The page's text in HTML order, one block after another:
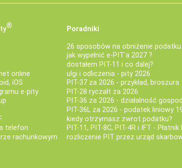
®
online
iOS
e-pity
telefon
rachunkowym
Poradniki
26 sposobów na obniżenie podatku
jak wypełnić e-PIT'a 2027 ?
dostałem PIT-11 i co dalej?
ulgi i odliczenia - pity 2026
PIT-37 za 2026 - przykład, broszura
PIT-28 ryczałt za 2026
PIT-36 za 2026 - działalność
PIT-36L za 2026 - podatek liniowy
kiedy otrzymasz zwrot podatku?
PIT-11, PIT-8C, PIT-4R i IFT - Płatnik
rozliczenie PIT przez urząd